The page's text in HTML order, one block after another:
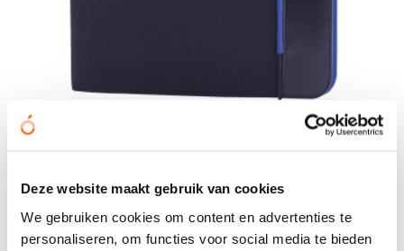
Deze website maakt gebruik van cookies
We gebruiken cookies om content en advertenties te
personaliseren, om functies voor social media te bieden
Map Mokai
Bedrukt geleverd in: 8 werkdag(en)
Onbedrukt geleverd in: 4 werkdag(en)